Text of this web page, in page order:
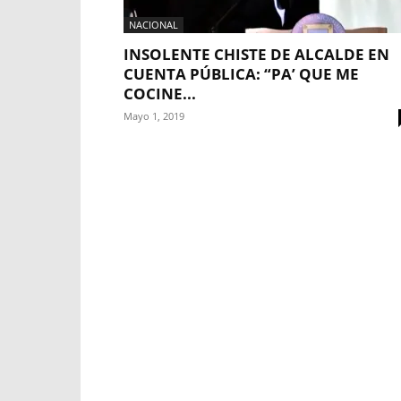
NACIONAL
INSOLENTE CHISTE DE ALCALDE EN
CUENTA PÚBLICA: “PA’ QUE ME
COCINE...
Mayo 1, 2019